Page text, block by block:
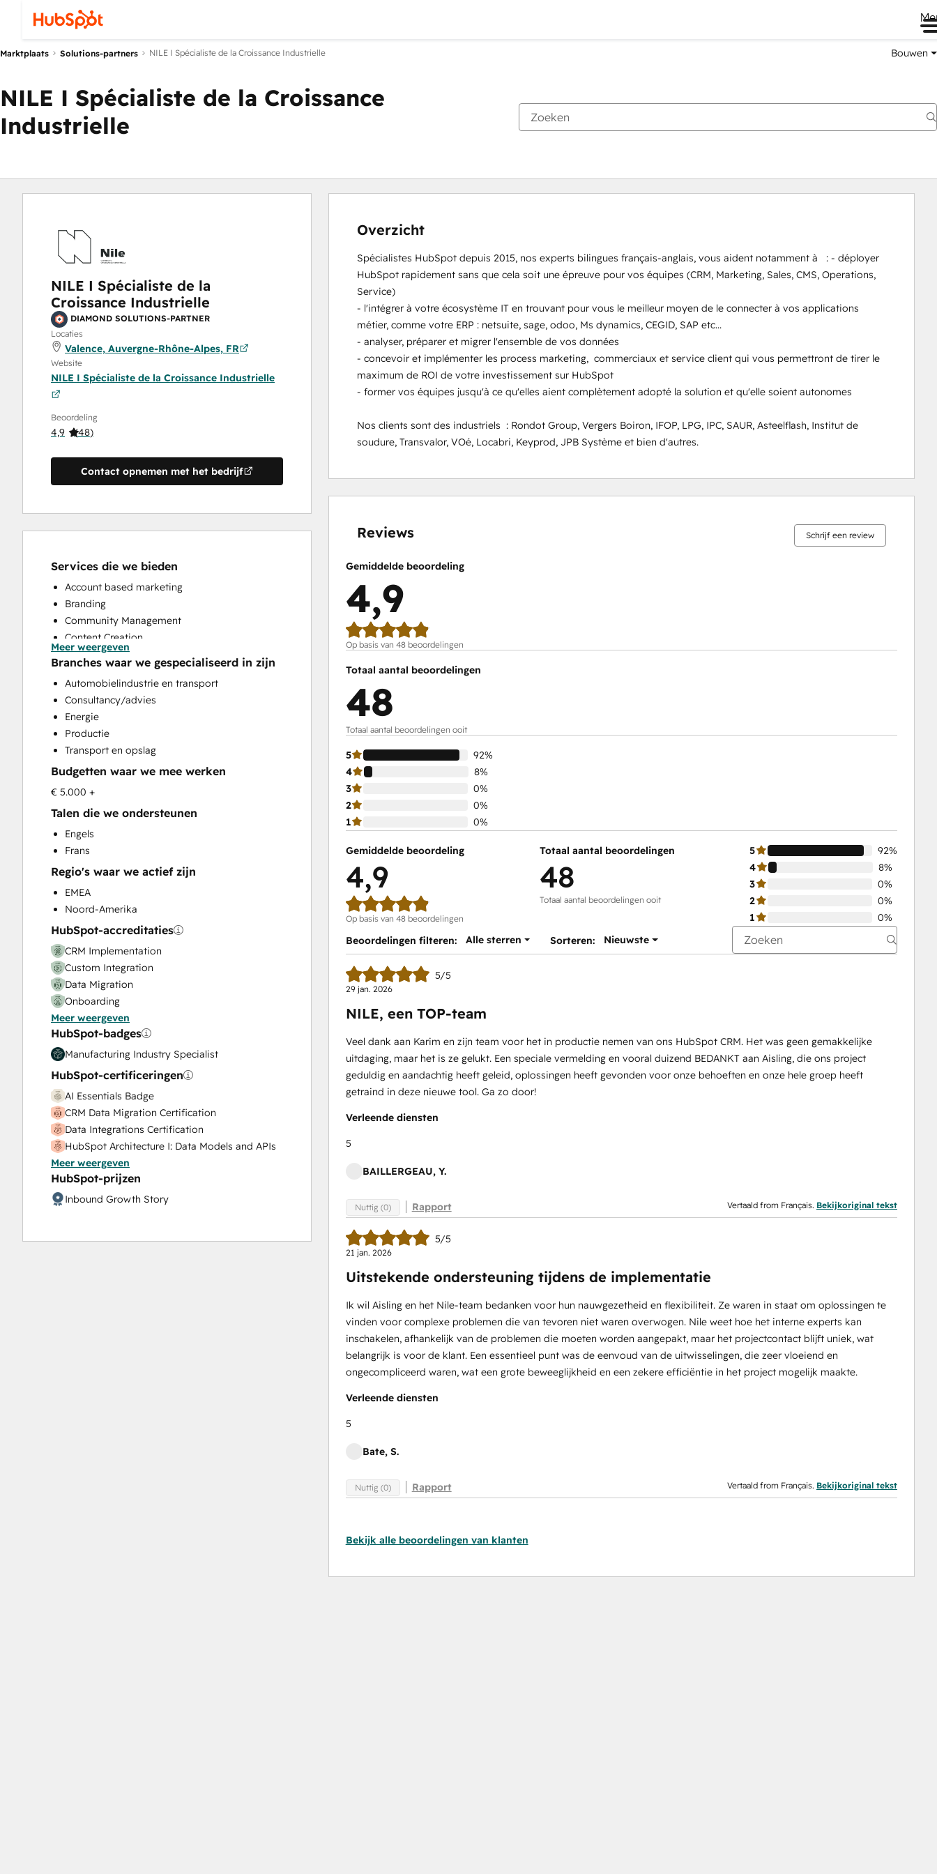
Marktplaats Solutions-partners NILE I Spécialiste de la Croissance Industrielle Bouwen
NILE I Spécialiste de la Croissance
Industrielle
NILE I Spécialiste de la
Croissance Industrielle
DIAMOND SOLUTIONS-PARTNER
Locaties
Valence, Auvergne-Rhône-Alpes, FR
Website
NILE I Spécialiste de la Croissance Industrielle
Beoordeling
4,9 (48)
Contact opnemen met het bedrijf
Services die we bieden
Account based marketing
Branding
Community Management
Content Creation
Conversational Marketing
CRM Implementation
CRM Migration
Custom API Integrations
Customer Marketing
Customer Success Training
Customer Support Training
Customer Survey and Analysis
Email Marketing
Help Desk Implementation
Knowledge Base Development
Paid Advertising
Programmable Automation
Sales and Marketing Alignment
Sales Coaching and Training
Search Engine Optimization
Social Media
Website Design
Website Development
Website Migration
Meer weergeven
Branches waar we gespecialiseerd in zijn
Automobielindustrie en transport
Consultancy/advies
Energie
Productie
Transport en opslag
Budgetten waar we mee werken
€ 5.000 +
Talen die we ondersteunen
Engels
Frans
Regio's waar we actief zijn
EMEA
Noord-Amerika
HubSpot-accreditaties
CRM Implementation
Custom Integration
Data Migration
Onboarding
Platform Enablement
Solutions Architecture Design
Meer weergeven
HubSpot-badges
Manufacturing Industry Specialist
HubSpot-certificeringen
AI Essentials Badge
CRM Data Migration Certification
Data Integrations Certification
HubSpot Architecture I: Data Models and APIs
HubSpot Architecture II: Content and
Messaging Tools
HubSpot CMS for Developers II
Meer weergeven
HubSpot-prijzen
Inbound Growth Story
Overzicht
Spécialistes HubSpot depuis 2015, nos experts bilingues français-anglais, vous aident notamment à   : - déployer
HubSpot rapidement sans que cela soit une épreuve pour vos équipes (CRM, Marketing, Sales, CMS, Operations,
Service)
- l'intégrer à votre écosystème IT en trouvant pour vous le meilleur moyen de le connecter à vos applications
métier, comme votre ERP : netsuite, sage, odoo, Ms dynamics, CEGID, SAP etc...
- analyser, préparer et migrer l'ensemble de vos données
- concevoir et implémenter les process marketing,  commerciaux et service client qui vous permettront de tirer le
maximum de ROI de votre investissement sur HubSpot
- former vos équipes jusqu'à ce qu'elles aient complètement adopté la solution et qu'elle soient autonomes
Nos clients sont des industriels  : Rondot Group, Vergers Boiron, IFOP, LPG, IPC, SAUR, Asteelflash, Institut de
soudure, Transvalor, VOé, Locabri, Keyprod, JPB Système et bien d'autres.
Reviews Schrijf een review
Gemiddelde beoordeling
4,9
Op basis van 48 beoordelingen
Totaal aantal beoordelingen
48
Totaal aantal beoordelingen ooit
5
92%
4
8%
3
0%
2
0%
1
0%
Gemiddelde beoordeling
4,9
Op basis van 48 beoordelingen
Totaal aantal beoordelingen
48
Totaal aantal beoordelingen ooit
5
92%
4
8%
3
0%
2
0%
1
0%
Beoordelingen filteren:
Alle sterren Sorteren: Nieuwste
5/5
29 jan. 2026
NILE, een TOP-team
Veel dank aan Karim en zijn team voor het in productie nemen van ons HubSpot CRM. Het was geen gemakkelijke
uitdaging, maar het is ze gelukt. Een speciale vermelding en vooral duizend BEDANKT aan Aisling, die ons project
geduldig en aandachtig heeft geleid, oplossingen heeft gevonden voor onze behoeften en onze hele groep heeft
getraind in deze nieuwe tool. Ga zo door!
Verleende diensten
5
BAILLERGEAU, Y.
Nuttig (0) Rapport Vertaald from Français. Bekijkoriginal tekst
5/5
21 jan. 2026
Uitstekende ondersteuning tijdens de implementatie
Ik wil Aisling en het Nile-team bedanken voor hun nauwgezetheid en flexibiliteit. Ze waren in staat om oplossingen te
vinden voor complexe problemen die van tevoren niet waren overwogen. Nile weet hoe het interne experts kan
inschakelen, afhankelijk van de problemen die moeten worden aangepakt, maar het projectcontact blijft uniek, wat
belangrijk is voor de klant. Een essentieel punt was de eenvoud van de uitwisselingen, die zeer vloeiend en
ongecompliceerd waren, wat een grote beweeglijkheid en een zekere efficiëntie in het project mogelijk maakte.
Verleende diensten
5
Bate, S.
Nuttig (0) Rapport Vertaald from Français. Bekijkoriginal tekst
Bekijk alle beoordelingen van klanten